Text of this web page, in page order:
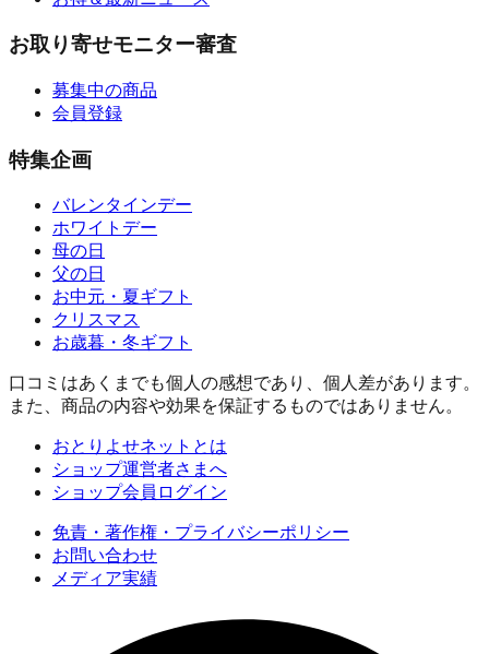
お取り寄せモニター審査
募集中の商品
会員登録
特集企画
バレンタインデー
ホワイトデー
母の日
父の日
お中元・夏ギフト
クリスマス
お歳暮・冬ギフト
口コミはあくまでも個人の感想であり、個人差があります。
また、商品の内容や効果を保証するものではありません。
おとりよせネットとは
ショップ運営者さまへ
ショップ会員ログイン
免責・著作権・プライバシーポリシー
お問い合わせ
メディア実績